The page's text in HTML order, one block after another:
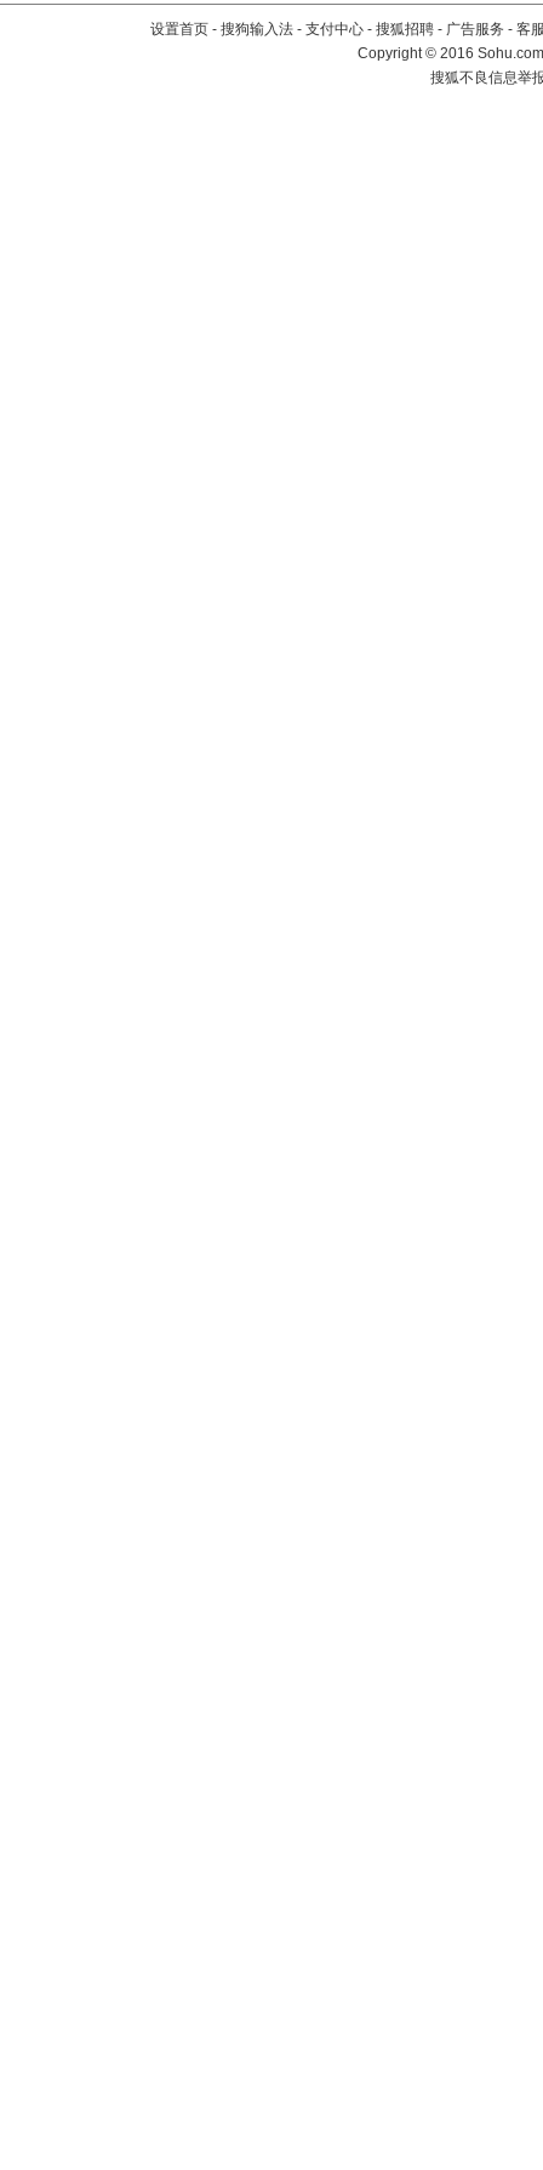
设置首页 - 搜狗输入法 - 支付中心 - 搜狐招聘 - 广告服务 - 客
Copyright©2016
搜狐不良信息举